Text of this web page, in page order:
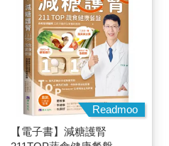
Readmoo
【電子書】減糖護腎